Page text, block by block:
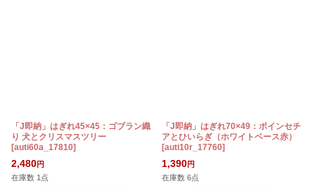
「J即納」はぎれ45×45：ゴブラン織
り 犬とクリスマスツリー
[auti60a_17810]
2,480円
在庫数 1点
「J即納」はぎれ70×49：ポインセチ
アとひいらぎ（ホワイトベース赤）
[auti10r_17760]
1,390円
在庫数 6点